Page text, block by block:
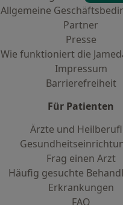
Allgemeine
Partner
Presse
Wie funktioniert die
Impressum
Barrierefreiheit
Für Patienten
Ärzte und
Frag einen Arzt
Häufig gesuchte
Erkrankungen
FAQ